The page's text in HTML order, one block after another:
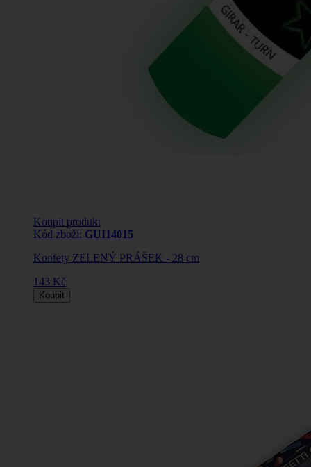
Koupit produkt
Kód zboží: GUI14015
Konfety ZELENÝ PRÁŠEK - 28 cm
143 Kč
Koupit